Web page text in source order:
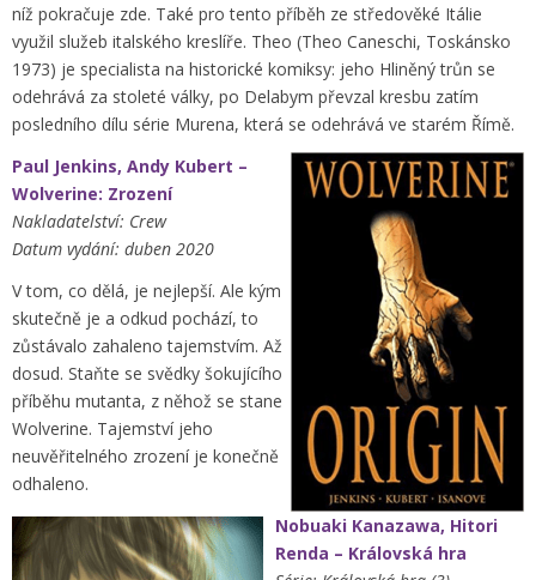
níž pokračuje zde. Také pro tento příběh ze středověké Itálie
využil služeb italského kreslíře. Theo (Theo Caneschi, Toskánsko
1973) je specialista na historické komiksy: jeho Hliněný trůn se
odehrává za stoleté války, po Delabym převzal kresbu zatím
posledního dílu série Murena, která se odehrává ve starém Římě.
Paul Jenkins, Andy Kubert –
Wolverine: Zrození
Nakladatelství: Crew
Datum vydání: duben 2020
V tom, co dělá, je nejlepší. Ale kým
skutečně je a odkud pochází, to
zůstávalo zahaleno tajemstvím. Až
dosud. Staňte se svědky šokujícího
příběhu mutanta, z něhož se stane
Wolverine. Tajemství jeho
neuvěřitelného zrození je konečně
odhaleno.
Nobuaki Kanazawa, Hitori
Renda – Královská hra